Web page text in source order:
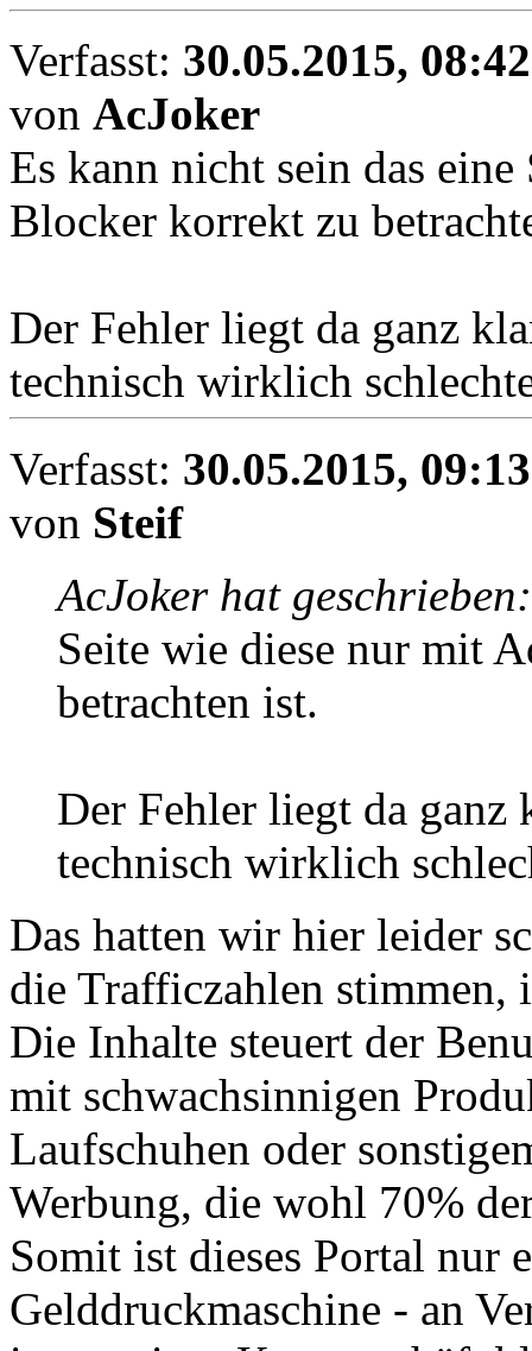
Verfasst: 30.05.2015, 08:42
von AcJoker
Es kann nicht sein das
Blocker korrekt zu
Der Fehler liegt da ganz
technisch wirklich
Verfasst: 30.05.2015, 09:13
von Steif
AcJoker hat geschrieben:
Seite wie diese nur mit
betrachten ist.
Der Fehler liegt da ganz
technisch wirklich
Das hatten wir hier leider
die Trafficzahlen stimmen,
Die Inhalte steuert der
mit schwachsinnigen
Laufschuhen oder
Werbung, die wohl 70%
Somit ist dieses Portal nur
Gelddruckmaschine - an